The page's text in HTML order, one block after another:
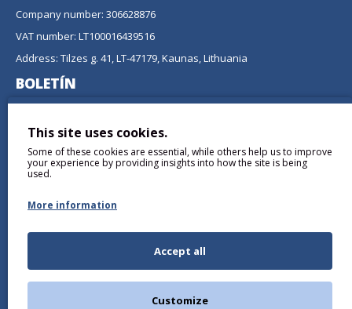
Company number: 306628876
VAT number: LT100016439516
Address: Tilzes g. 41, LT-47179, Kaunas, Lithuania
BOLETÍN
suscribiéndose a nuestro boletín.
ENVIAR
This site uses cookies.
Some of these cookies are essential, while others help us to improve
your experience by providing insights into how the site is being
used.
More information
Accept all
Customize